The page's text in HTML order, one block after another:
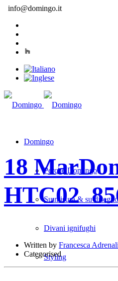
info@domingo.it
Domingo
Perché Domingo
Su misura & su disegno
Divani ignifughi
Styling
18 Mar
Written by Francesca
Categorised